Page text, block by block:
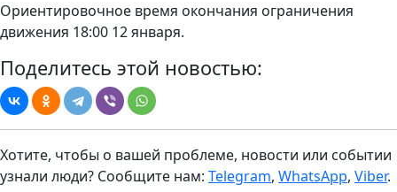
Ориентировочное время окончания ограничения
движения 18:00 12 января.
Поделитесь этой новостью:
Хотите, чтобы о вашей проблеме, новости или событии
узнали люди? Сообщите нам: Telegram, WhatsApp, Viber.